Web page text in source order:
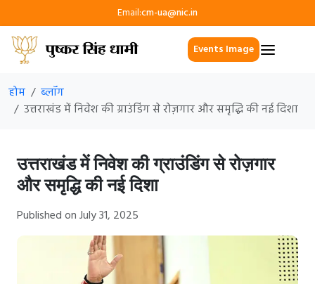
Email:cm-ua@nic.in
Events Image
होम
ब्लॉग
उत्तराखंड में निवेश की ग्राउंडिंग से रोज़गार और समृद्धि की नई दिशा
उत्तराखंड में निवेश की ग्राउंडिंग से रोज़गार
और समृद्धि की नई दिशा
Published on July 31, 2025